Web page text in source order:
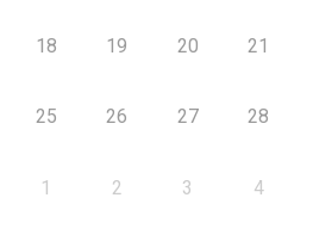
18 19 20 21
25 26 27 28
1 2 3 4